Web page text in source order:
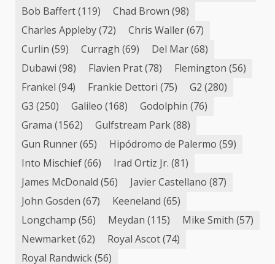
Bob Baffert(119) Chad Brown (98)
Charles Appleby(72) Chris Waller(67)
Curlin (59) Curragh (69) Del Mar(68)
Dubawi (98) Flavien Prat(78) Flemington (56)
Frankel (94) Frankie Dettori (75) G2 (280)
G3 (250) Galileo (168) Godolphin (76)
Grama (1562) Gulfstream Park(88)
Gun Runner(65) Hipódromo de Palermo (59)
Into Mischief(66) Irad Ortiz Jr. (81)
James McDonald (56) Javier Castellano (87)
John Gosden (67) Keeneland (65)
Longchamp (56) Meydan (115) Mike Smith (57)
Newmarket(62) Royal Ascot(74)
Royal Randwick(56)